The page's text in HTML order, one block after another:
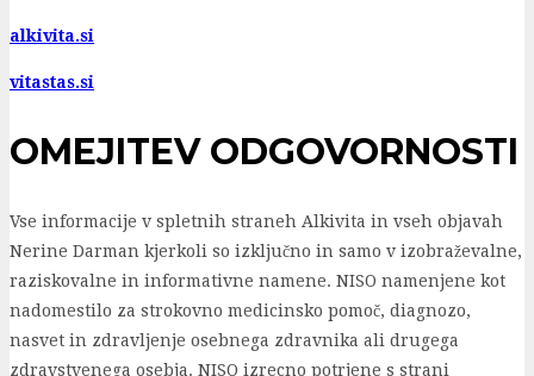
alkivita.si
vitastas.si
OMEJITEV ODGOVORNOSTI
Vse informacije v spletnih straneh Alkivita in vseh objavah
Nerine Darman kjerkoli so izključno in samo v izobraževalne,
raziskovalne in informativne namene. NISO namenjene kot
nadomestilo za strokovno medicinsko pomoč, diagnozo,
nasvet in zdravljenje osebnega zdravnika ali drugega
zdravstvenega osebja. NISO izrecno potrjene s strani